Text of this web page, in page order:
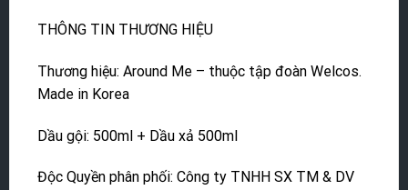
THÔNG TIN THƯƠNG HIỆU
Thương hiệu: Around Me – thuộc tập đoàn Welcos.
Made in Korea
Dầu gội: 500ml + Dầu xả 500ml
Độc Quyền phân phối: Công ty TNHH SX TM & DV